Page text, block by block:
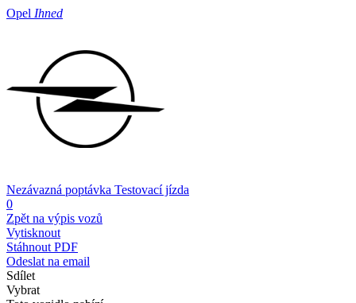
Opel Ihned
Nezávazná poptávka Testovací jízda
0
Zpět na výpis vozů
Vytisknout
Stáhnout PDF
Odeslat na email
Sdílet
Vybrat